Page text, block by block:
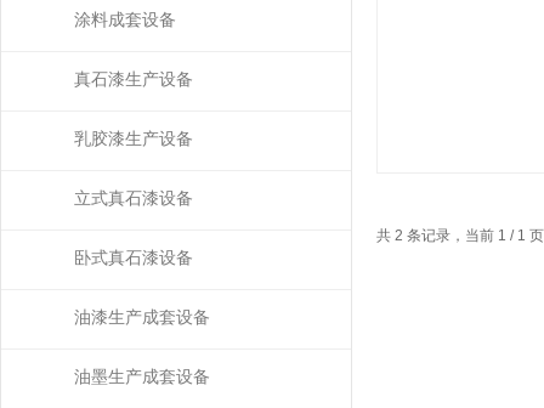
涂料成套设备
真石漆生产设备
乳胶漆生产设备
立式真石漆设备
卧式真石漆设备
油漆生产成套设备
油墨生产成套设备
共 2 条记录，当前 1 / 1